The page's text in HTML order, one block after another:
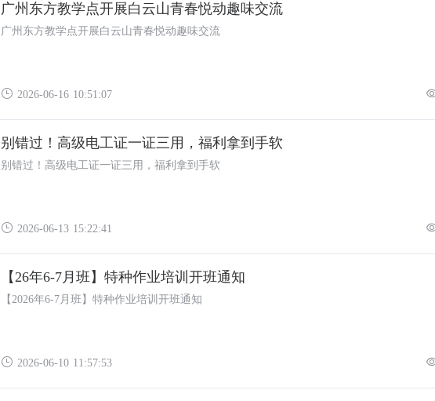
广州东方教学点开展白云山青春悦动趣味交流
广州东方教学点开展白云山青春悦动趣味交流
2026-06-16 10:51:07
别错过！高级电工证一证三用，福利拿到手软
别错过！高级电工证一证三用，福利拿到手软
2026-06-13 15:22:41
【26年6-7月班】特种作业培训开班通知
【2026年6-7月班】特种作业培训开班通知
2026-06-10 11:57:53